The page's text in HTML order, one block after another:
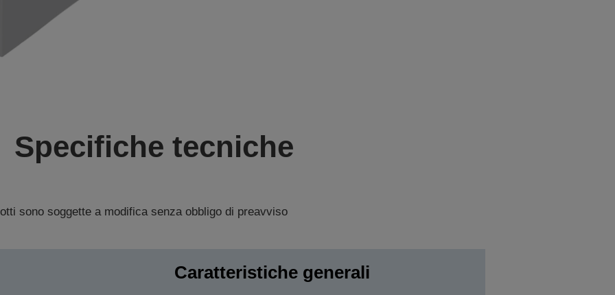
Specifiche tecniche
sono soggette a modifica senza obbligo di preavviso
Caratteristiche generali